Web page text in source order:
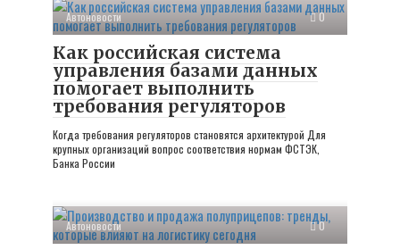
Автоновости 0
Как российская система
управления базами данных
помогает выполнить
требования регуляторов
Когда требования регуляторов становятся архитектурой Для
крупных организаций вопрос соответствия нормам ФСТЭК,
Банка России
Автоновости 0